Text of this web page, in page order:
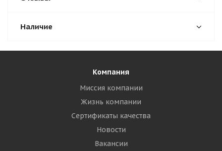
Наличие
Компания
Миссия компании
Жизнь компании
Сертификаты качества
Новости
Вакансии